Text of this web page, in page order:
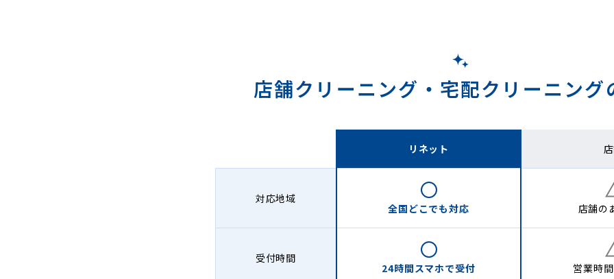
店舗クリーニング・ 宅配クリーニング
リネット
対応地域
全国どこでも対応 店舗の
受付時間
24時間スマホで受付 営業時